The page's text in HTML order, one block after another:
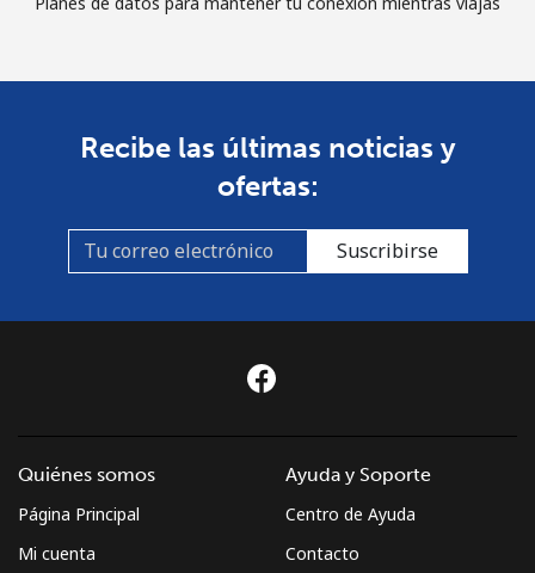
Recibe las últimas noticias y
ofertas:
Suscribirse
Quiénes somos
Página Principal
Mi cuenta
Ayuda y Soporte
Centro de Ayuda
Contacto